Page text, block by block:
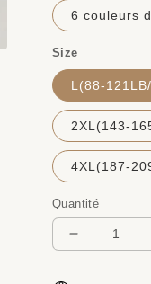
6 couleurs
Size
L(88-
2XL(143-
4XL(187-
Quantité
Réduire